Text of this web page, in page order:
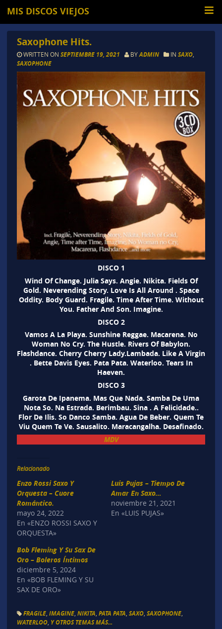
MIS DISCOS VIEJOS
Saxophone Hits.
WRITTEN ON SEPTIEMBRE 19, 2021 BYADMIN IN SAXO,
SAXOPHONE
DISCO 1
Wind Of Change. Julia Says. Angie. Nikita. Fields Of
Gold. Neverending Story. Love Is All Around . Space
Oddity. Body Guard. Fragile. Time After Time. Without
You. Father And Son. Imagine.
DISCO 2
Vamos A La Playa. Sunshine Reggae. Macarena. No
Woman No Cry. The Hustle. Rivers Of Babylon.
Flashdance. Cherry Cherry Lady.Lambada. Like A Virgin
. Bette Davis Eyes. Pata Pata. Waterloo. Tears In
Haeven.
DISCO 3
Garota De Ipanema. Mas Que Nada. Samba De Uma
Nota So. Na Estrada. Berimbau. Sina . A Felicidade..
Flor De Ilis. So Danco Samba. Agua De Beber. Quem Te
Viu Quem Te Ve. Sausalito. Maracangalha. Desafinado.
MDV
Relacionado
Enzo Rossi Saxo Y
Orquesta – Cuore
Romántico.
mayo 24, 2022
En «ENZO ROSSI SAXO Y
ORQUESTA»
Luis Pujas – Tiempo De
Amar En Saxo…
noviembre 21, 2021
En «LUIS PUJAS»
Bob Fleming Y Su Sax De
Oro – Boleros Íntimos
diciembre 5, 2024
En «BOB FLEMING Y SU
SAX DE ORO»
FRAGILE, IMAGINE, NIKITA PATA PATA SAXO, SAXOPHONE,
WATERLOO, Y OTROS TEMAS MÁS...